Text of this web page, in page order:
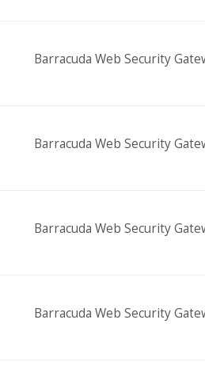
Barracuda Web Security
Barracuda Web Security
Barracuda Web Security
Barracuda Web Security